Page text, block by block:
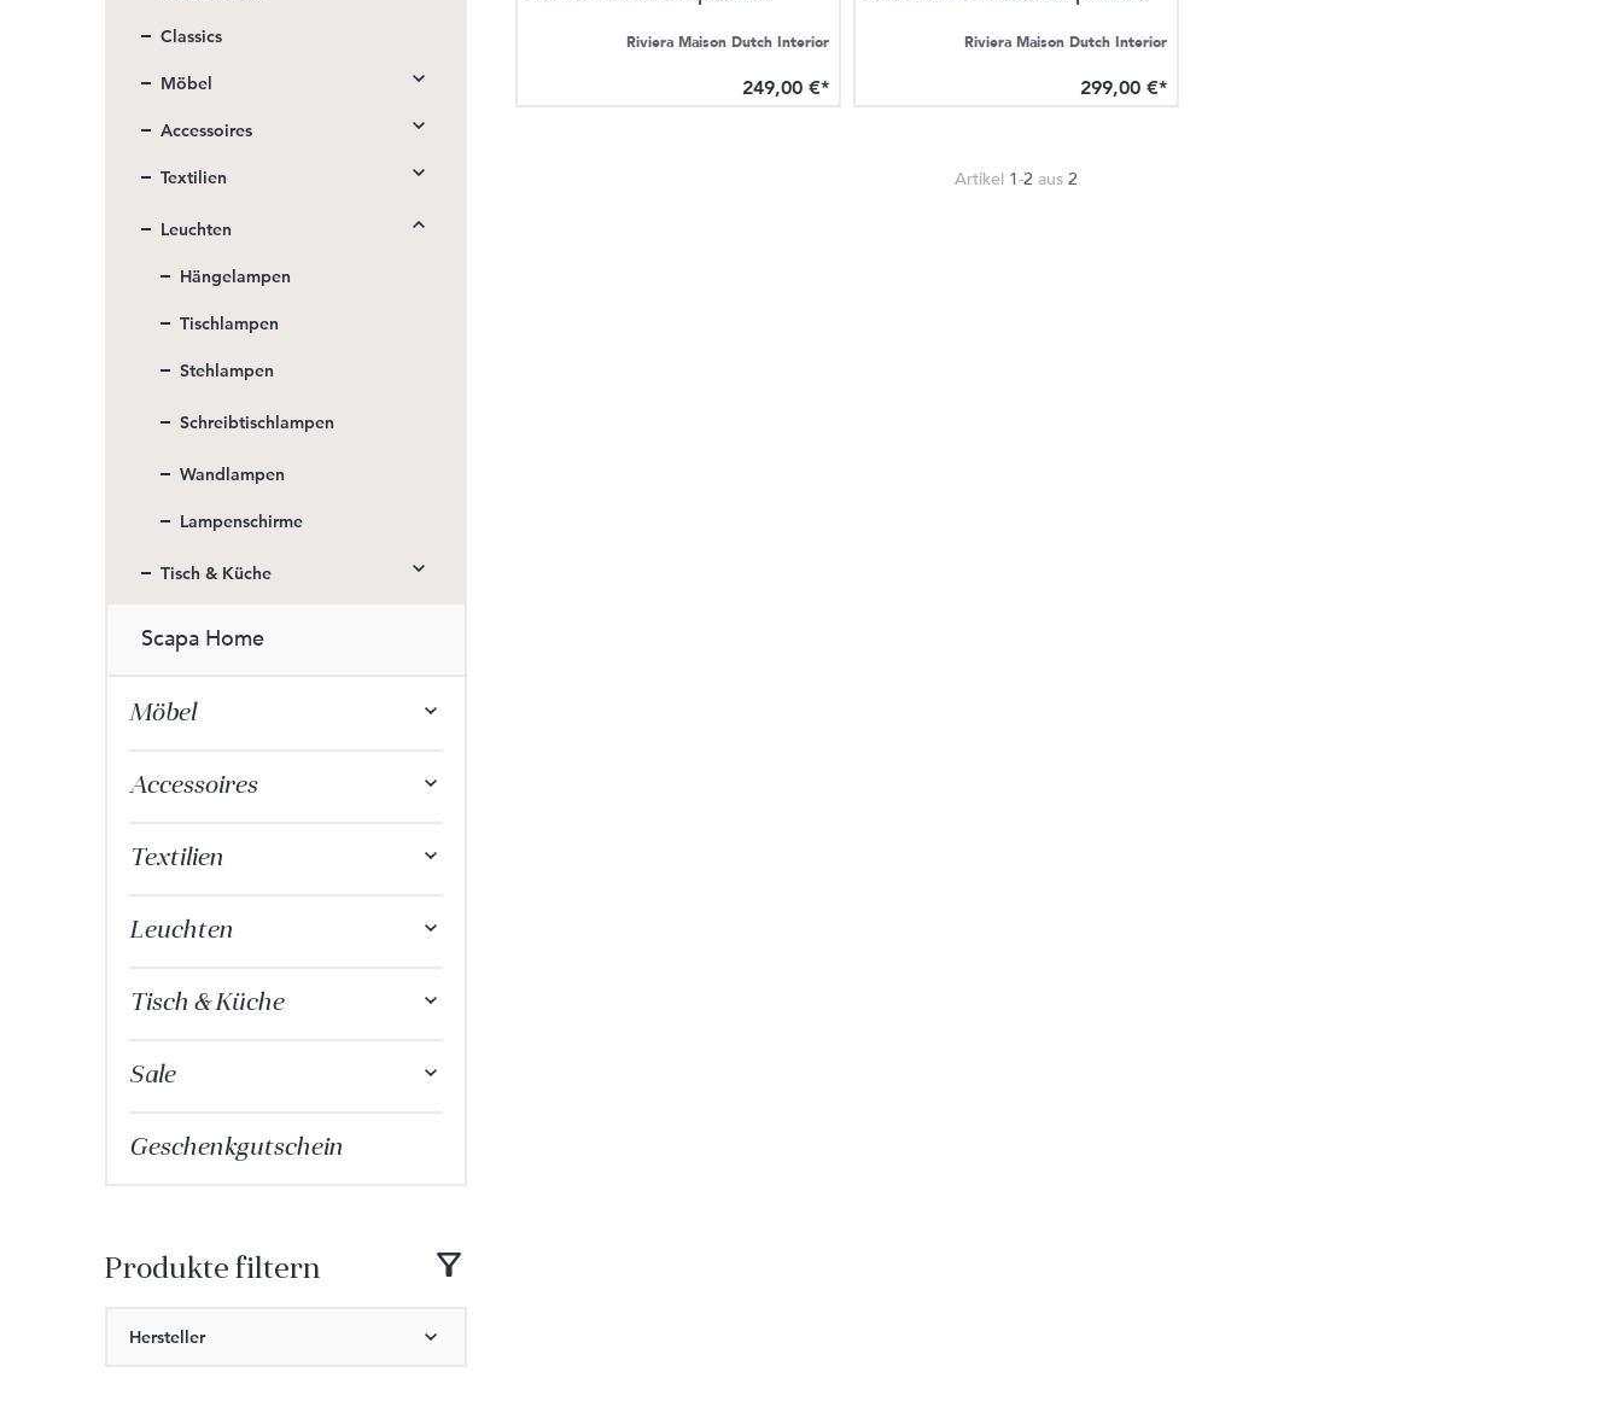
Classics
Möbel
Accessoires
Textilien
Leuchten
Hängelampen
Tischlampen
Stehlampen
Schreibtischlampen
Wandlampen
Lampenschirme
Tisch & Küche
Scapa Home
Möbel
Accessoires
Textilien
Leuchten
Tisch & Küche
Sale
Geschenkgutschein
Produkte filtern
Hersteller
Riviera Maison Dutch Interior
249,00 €*
Riviera Maison Dutch Interior
299,00 €*
Artikel 1-2 aus 2